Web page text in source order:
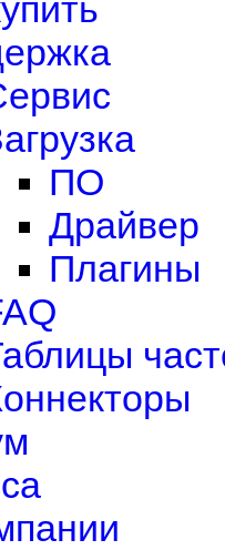
ПО
Драйвер
Плагины